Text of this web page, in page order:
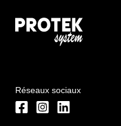
Réseaux sociaux